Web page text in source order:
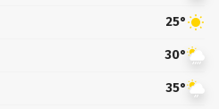
25°
30°
35°